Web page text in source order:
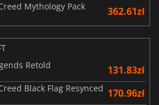
Mythology Pack 362.61zł
Retold
131.83zł
Black Flag Resynced 170.96zł